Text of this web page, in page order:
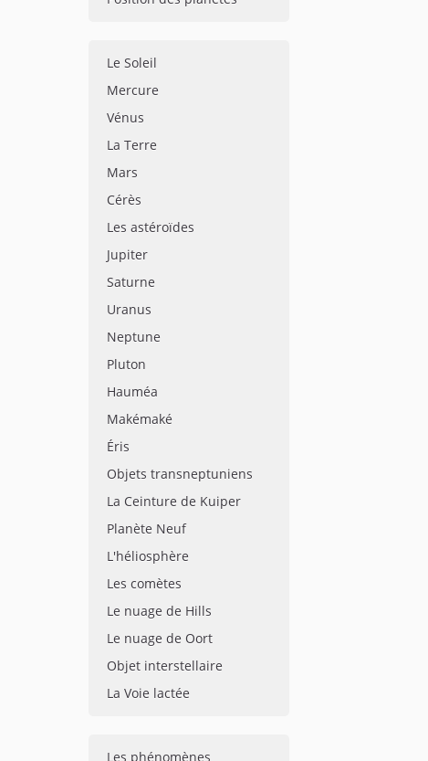
Le Soleil
Mercure
Vénus
La Terre
Mars
Cérès
Les astéroïdes
Jupiter
Saturne
Uranus
Neptune
Pluton
Hauméa
Makémaké
Éris
Objets transneptuniens
La Ceinture de Kuiper
Planète Neuf
L'héliosphère
Les comètes
Le nuage de Hills
Le nuage de Oort
Objet interstellaire
La Voie lactée
Les phénomènes